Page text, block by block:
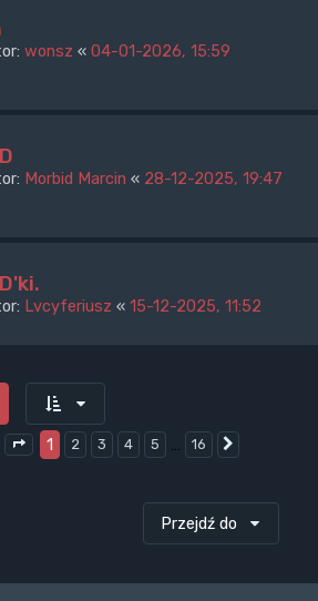
wonsz « 04-01-2026, 15:59
Morbid Marcin « 28-12-2025, 19:47
Lvcyferiusz « 15-12-2025, 11:52
Strona1 z16
1 2 3 4 5 … 16
Przejdź do